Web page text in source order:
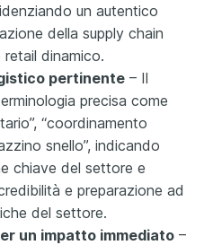
un autentico
della supply chain
retail dinamico.
pertinente – Il
precisa come
“coordinamento
snello”, indicando
chiave del settore e
e preparazione ad
del settore.
un impatto immediato –